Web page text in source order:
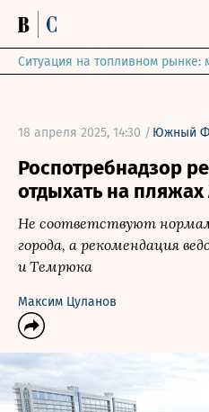
Ситуация на топливном рынке:
18 апреля 2025, 14:30 / Южный
Роспотребнадзор
отдыхать на
Не соответствуют
города, а рекомендация
и Темрюка
Максим Цуланов